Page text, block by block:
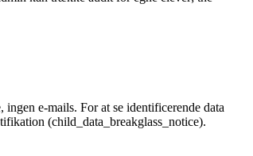
e-mails. For at se identificerende data
(child_data_breakglass_notice).